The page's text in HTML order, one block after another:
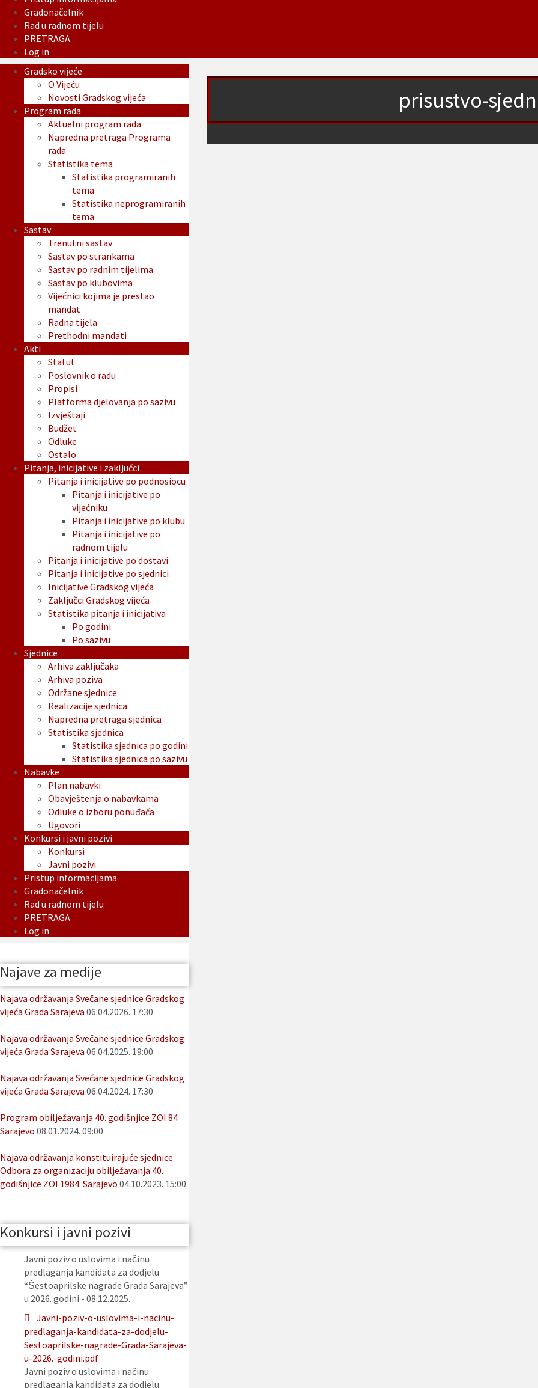
Gradonačelnik
Rad u radnom tijelu
PRETRAGA
Log in
prisustvo-
Gradsko vijeće
O Vijeću
Novosti Gradskog vijeća
Program rada
Aktuelni program rada
Napredna pretraga Programa
rada
Statistika tema
Statistika programiranih
tema
Statistika neprogramiranih
tema
Sastav
Trenutni sastav
Sastav po strankama
Sastav po radnim tijelima
Sastav po klubovima
Vijećnici kojima je prestao
mandat
Radna tijela
Prethodni mandati
Akti
Statut
Poslovnik o radu
Propisi
Platforma djelovanja po sazivu
Izvještaji
Budžet
Odluke
Ostalo
Pitanja, inicijative i zaključci
Pitanja i inicijative po podnosiocu
Pitanja i inicijative po
vijećniku
Pitanja i inicijative po klubu
Pitanja i inicijative po
radnom tijelu
Pitanja i inicijative po dostavi
Pitanja i inicijative po sjednici
Inicijative Gradskog vijeća
Zaključci Gradskog vijeća
Statistika pitanja i inicijativa
Po godini
Po sazivu
Sjednice
Arhiva zaključaka
Arhiva poziva
Održane sjednice
Realizacije sjednica
Napredna pretraga sjednica
Statistika sjednica
Statistika sjednica po godini
Statistika sjednica po sazivu
Nabavke
Plan nabavki
Obavještenja o nabavkama
Odluke o izboru ponuđača
Ugovori
Konkursi i javni pozivi
Konkursi
Javni pozivi
Pristup informacijama
Gradonačelnik
Rad u radnom tijelu
PRETRAGA
Log in
Najave za medije
Najava održavanja Svečane sjednice Gradskog
vijeća Grada Sarajeva 06.04.2026. 17:30
Najava održavanja Svečane sjednice Gradskog
vijeća Grada Sarajeva 06.04.2025. 19:00
Najava održavanja Svečane sjednice Gradskog
vijeća Grada Sarajeva 06.04.2024. 17:30
Program obilježavanja 40. godišnjice ZOI 84
Sarajevo 08.01.2024. 09:00
Najava održavanja konstituirajuće sjednice
Odbora za organizaciju obilježavanja 40.
godišnjice ZOI 1984. Sarajevo 04.10.2023. 15:00
Konkursi i javni pozivi
Javni poziv o uslovima i načinu
predlaganja kandidata za dodjelu
“Šestoaprilske nagrade Grada Sarajeva”
u 2026. godini - 08.12.2025.
Javni-poziv-o-uslovima-i-nacinu-
predlaganja-kandidata-za-dodjelu-
Sestoaprilske-nagrade-Grada-Sarajeva-
u-2026.-godini.pdf
Javni poziv o uslovima i načinu
predlaganja kandidata za dodjelu